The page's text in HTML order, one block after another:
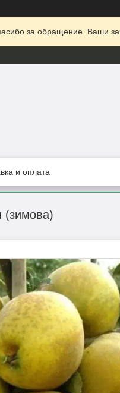
за обращение. Ваши
и оплата
(зимова)